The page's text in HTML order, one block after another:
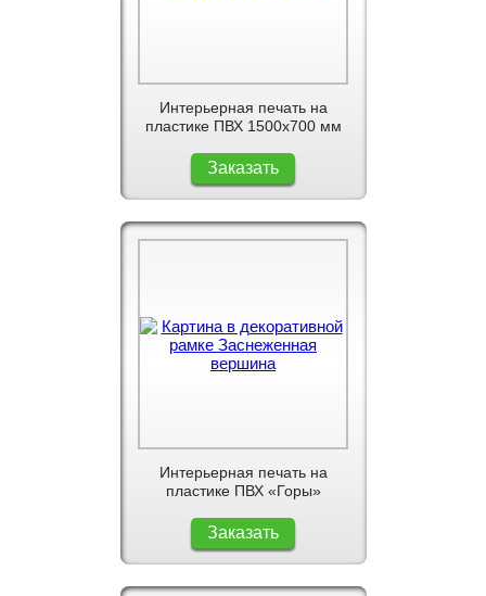
Интерьерная печать на
пластике ПВХ 1500x700 мм
Заказать
Интерьерная печать на
пластике ПВХ «Горы»
Заказать